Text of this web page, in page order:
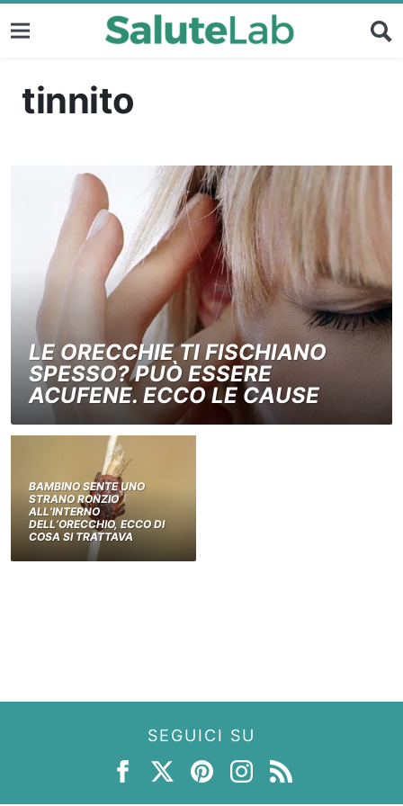
tinnito
LE ORECCHIE TI FISCHIANO
SPESSO? PUÒ ESSERE
ACUFENE. ECCO LE CAUSE
BAMBINO SENTE UNO
STRANO RONZIO
ALL’INTERNO
DELL’ORECCHIO, ECCO DI
COSA SI TRATTAVA
SEGUICI SU